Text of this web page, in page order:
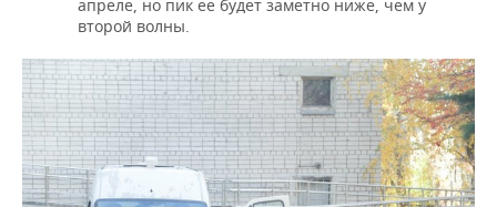
апреле, но пик ее будет заметно ниже, чем у
второй волны.